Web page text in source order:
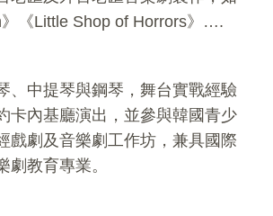
》《Little Shop of Horrors》….
、中提琴與鋼琴，舞台實戰經驗
卡內基廳演出，並參與韓國青少
戲劇及音樂劇工作坊，兼具國際
劇教育專業。